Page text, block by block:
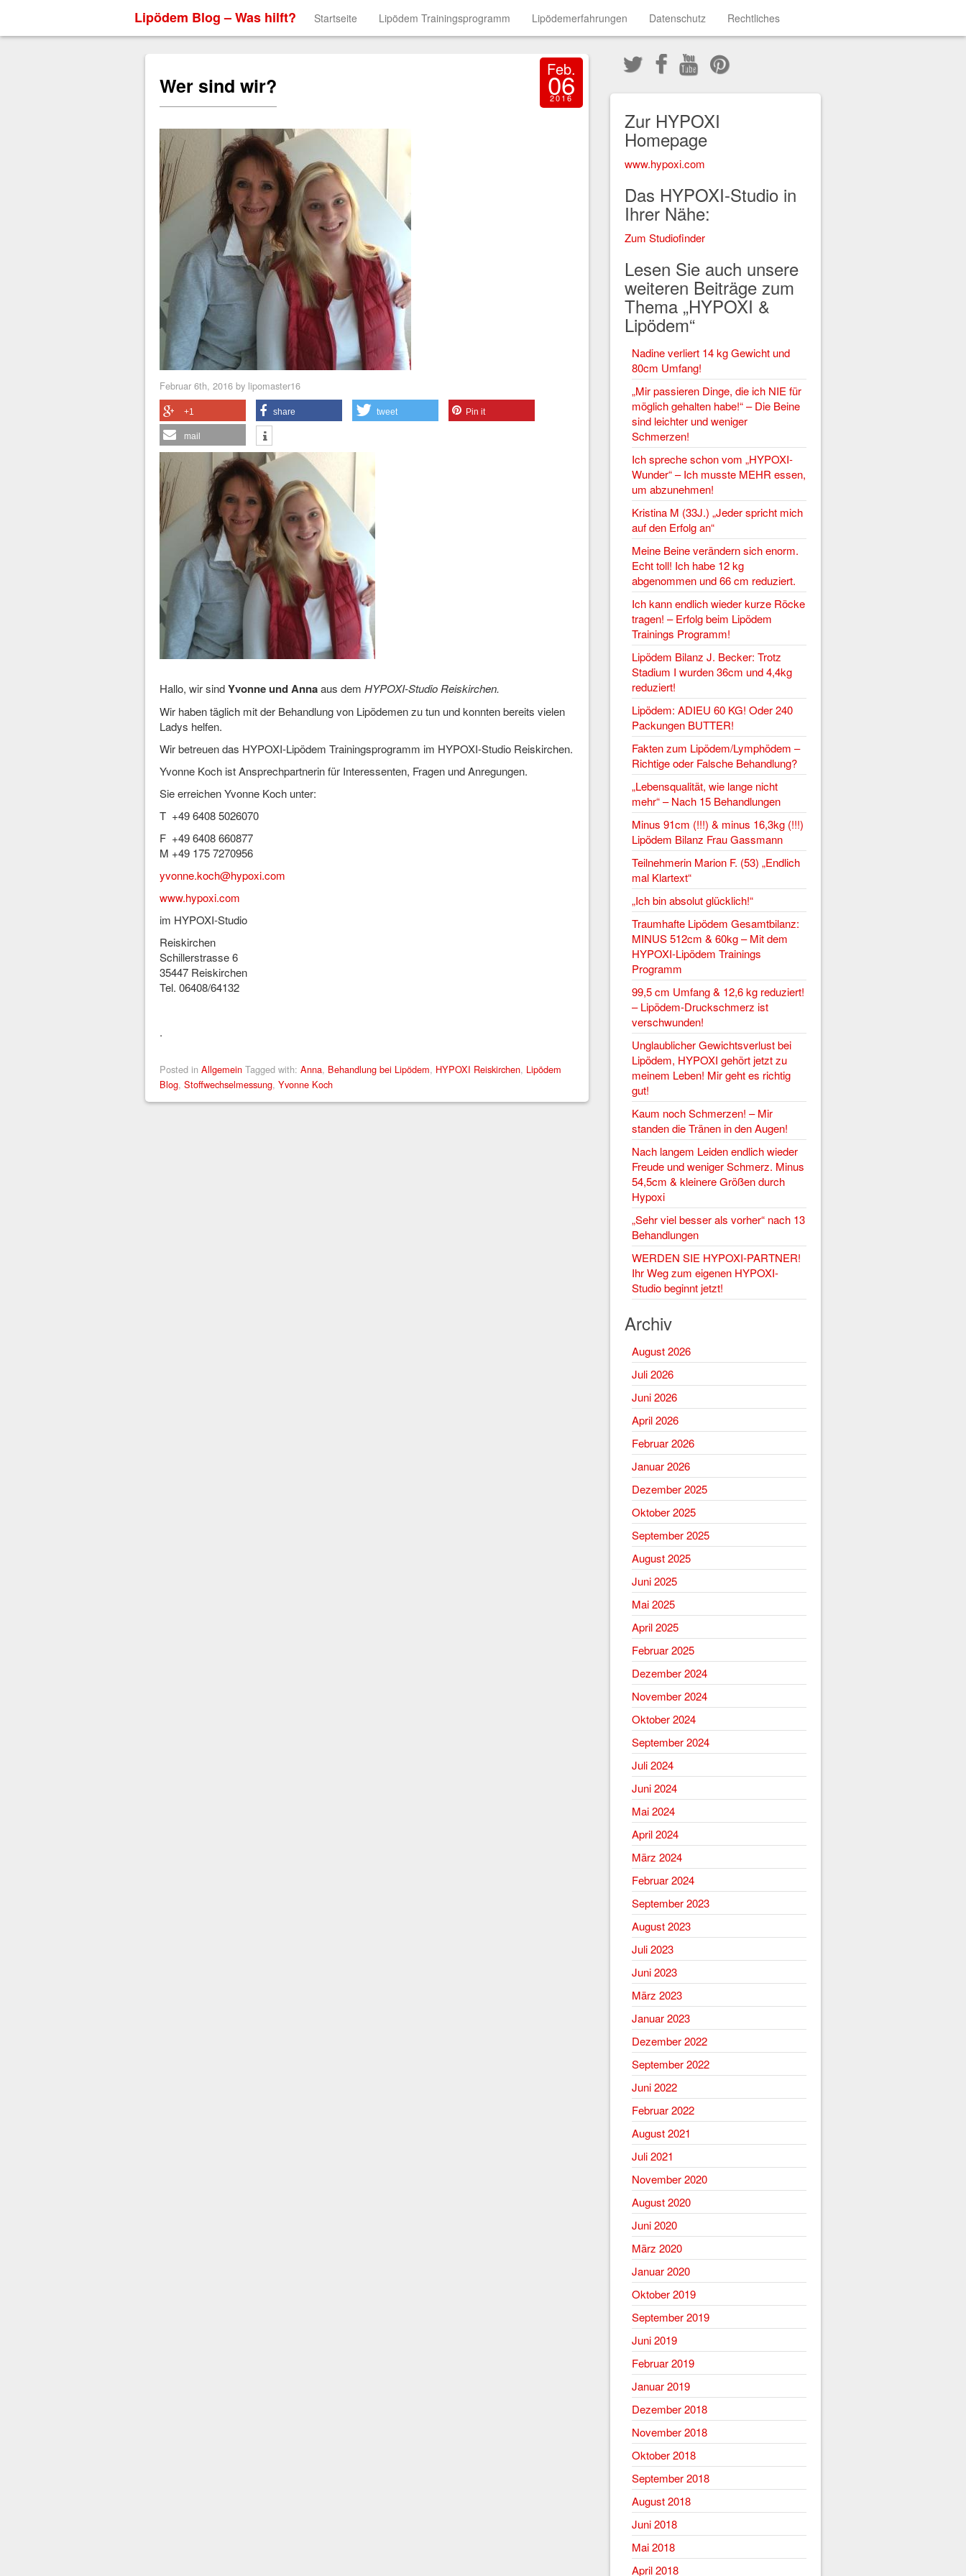
Lipödem Blog – Was hilft? Startseite Lipödem Trainingsprogramm Lipödemerfahrungen Datenschutz Rechtliches
Wer sind wir?
Feb.
06
2016
Februar 6th, 2016 by lipomaster16
+1 share tweet Pin it
mail
Hallo, wir sindYvonne und Annaaus dem HYPOXI-Studio Reiskirchen.
Wir haben täglich mit der Behandlung von Lipödemen zu tun und konnten bereits vielen
Ladys helfen.
Wir betreuen das HYPOXI-Lipödem Trainingsprogramm im HYPOXI-Studio Reiskirchen.
Yvonne Koch ist Ansprechpartnerin für Interessenten, Fragen und Anregungen.
Sie erreichen Yvonne Koch unter:
T +49 6408 5026070
F +49 6408 660877
M +49 175 7270956
yvonne.koch@hypoxi.com
www.hypoxi.com
im HYPOXI-Studio
Reiskirchen
Schillerstrasse 6
35447 Reiskirchen
Tel. 06408/64132
.
Posted in Allgemein Tagged with: Anna, Behandlung bei Lipödem, HYPOXI Reiskirchen, Lipödem
Blog, Stoffwechselmessung, Yvonne Koch
Zur HYPOXI
Homepage
www.hypoxi.com
Das HYPOXI-Studio in
Ihrer Nähe:
Zum Studiofinder
Lesen Sie auch unsere
weiteren Beiträge zum
Thema „HYPOXI &
Lipödem“
Nadine verliert 14 kg Gewicht und
80cm Umfang!
„Mir passieren Dinge, die ich NIE für
möglich gehalten habe!“ – Die Beine
sind leichter und weniger
Schmerzen!
Ich spreche schon vom „HYPOXI-
Wunder“ – Ich musste MEHR essen,
um abzunehmen!
Kristina M (33J.) „Jeder spricht mich
auf den Erfolg an“
Meine Beine verändern sich enorm.
Echt toll! Ich habe 12 kg
abgenommen und 66 cm reduziert.
Ich kann endlich wieder kurze Röcke
tragen! – Erfolg beim Lipödem
Trainings Programm!
Lipödem Bilanz J. Becker: Trotz
Stadium I wurden 36cm und 4,4kg
reduziert!
Lipödem: ADIEU 60 KG! Oder 240
Packungen BUTTER!
Fakten zum Lipödem/Lymphödem –
Richtige oder Falsche Behandlung?
„Lebensqualität, wie lange nicht
mehr“ – Nach 15 Behandlungen
Minus 91cm (!!!) & minus 16,3kg (!!!)
Lipödem Bilanz Frau Gassmann
Teilnehmerin Marion F. (53) „Endlich
mal Klartext“
„Ich bin absolut glücklich!“
Traumhafte Lipödem Gesamtbilanz:
MINUS 512cm & 60kg – Mit dem
HYPOXI-Lipödem Trainings
Programm
99,5 cm Umfang & 12,6 kg reduziert!
– Lipödem-Druckschmerz ist
verschwunden!
Unglaublicher Gewichtsverlust bei
Lipödem, HYPOXI gehört jetzt zu
meinem Leben! Mir geht es richtig
gut!
Kaum noch Schmerzen! – Mir
standen die Tränen in den Augen!
Nach langem Leiden endlich wieder
Freude und weniger Schmerz. Minus
54,5cm & kleinere Größen durch
Hypoxi
„Sehr viel besser als vorher“ nach 13
Behandlungen
WERDEN SIE HYPOXI-PARTNER!
Ihr Weg zum eigenen HYPOXI-
Studio beginnt jetzt!
Archiv
August 2026
Juli 2026
Juni 2026
April 2026
Februar 2026
Januar 2026
Dezember 2025
Oktober 2025
September 2025
August 2025
Juni 2025
Mai 2025
April 2025
Februar 2025
Dezember 2024
November 2024
Oktober 2024
September 2024
Juli 2024
Juni 2024
Mai 2024
April 2024
März 2024
Februar 2024
September 2023
August 2023
Juli 2023
Juni 2023
März 2023
Januar 2023
Dezember 2022
September 2022
Juni 2022
Februar 2022
August 2021
Juli 2021
November 2020
August 2020
Juni 2020
März 2020
Januar 2020
Oktober 2019
September 2019
Juni 2019
Februar 2019
Januar 2019
Dezember 2018
November 2018
Oktober 2018
September 2018
August 2018
Juni 2018
Mai 2018
April 2018